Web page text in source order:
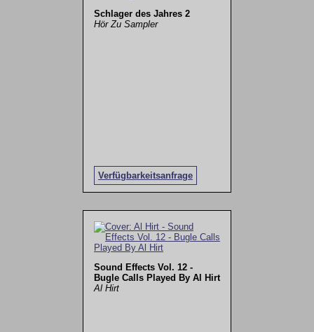
Schlager des Jahres 2
Hör Zu Sampler
Verfügbarkeitsanfrage
Sound Effects Vol. 12 -
Bugle Calls Played By Al Hirt
Al Hirt